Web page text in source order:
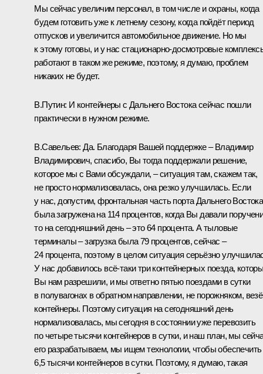
Мы сейчас увеличим персонал, в том числе и охраны, когда
будем готовить уже к летнему сезону, когда пойдёт период
отпусков и увеличится автомобильное движение. Но мы
к этому готовы, и у нас стационарно-досмотровые
работают в таком же режиме, поэтому, я думаю, проблем
никаких не будет.
В.Путин: И контейнеры с Дальнего Востока сейчас пошли
практически в нужном режиме.
В.Савельев: Да. Благодаря Вашей поддержке – Владимир
Владимирович, спасибо, Вы тогда поддержали решение,
которое мы с Вами обсуждали, – ситуация там, скажем так,
не просто нормализовалась, она резко улучшилась. Если
у нас, допустим, фронтальная часть порта Дальнего Востока
была загружена на 114 процентов, когда Вы давали
то на сегодняшний день – это 64 процента. А тыловые
терминалы – загрузка была 79 процентов, сейчас –
24 процента, поэтому в целом ситуация серьёзно
У нас добавилось всё-таки три контейнерных поезда,
Вы нам разрешили, и мы ответно пятью поездами в сутки
в полувагонах в обратном направлении, не порожняком,
контейнеры. Поэтому ситуация на сегодняшний день
нормализовалась, мы сегодня в состоянии уже перевозить
по четыре тысячи контейнеров в сутки, и наш план, мы
его разрабатываем, мы ищем технологии, чтобы обеспечить
6,5 тысячи контейнеров в сутки. Поэтому, я думаю, такая